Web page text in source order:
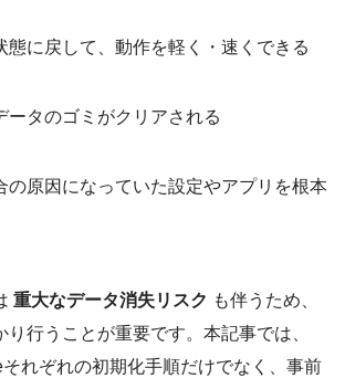
態に戻して、動作を軽く・速くできる
ータのゴミがクリアされる
の原因になっていた設定やアプリを根本
重大なデータ消失リスク も伴うため、
行うことが重要です。本記事では、
れぞれの初期化手順だけでなく、事前